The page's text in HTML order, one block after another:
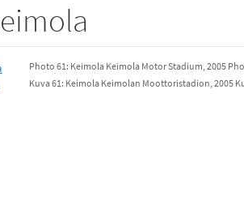
Photo 61: Keimola Keimola Motor Stadium, 2005
Kuva 61: Keimola Keimolan Moottoristadion, 2005